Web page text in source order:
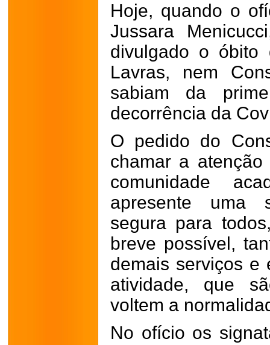
Hoje, quando o
Jussara
divulgado o óbito
Lavras, nem
sabiam da
decorrência da
O pedido do
chamar a
comunidade
apresente uma
segura para
breve possível,
demais serviços e
atividade, que
voltem a
No ofício os